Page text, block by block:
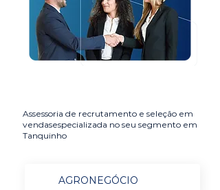
Assessoria de recrutamento e seleção em
vendasespecializada no seu segmento em
Tanquinho
AGRONEGÓCIO